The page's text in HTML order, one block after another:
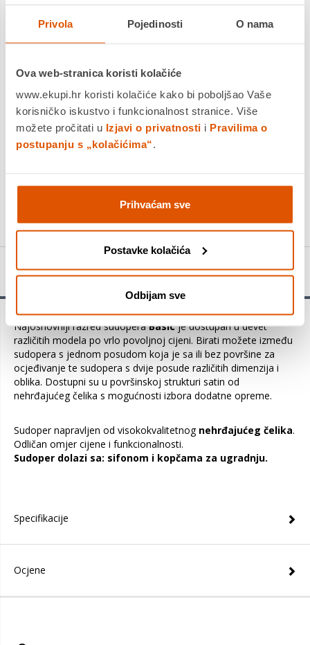
Privola Pojedinosti O nama
Ova web-stranica koristi kolačiće
www.ekupi.hr koristi kolačiće kako bi poboljšao Vaše
korisničko iskustvo i funkcionalnost stranice. Više
možete pročitati u Izjavi o privatnosti i Pravilima o
postupanju s „kolačićima“.
Prihvaćam sve
Postavke kolačića
Odbijam sve
Dostavljamo već od
12.08.2026
Platite gotovinom pri preuzimanju, Internet bankarstvom, karticama
Povrat robe moguć unutar 14 dana
DODAJTE U KOŠARICU
Detalji proizvoda
Najosnovniji razred sudoperaBasicje dostupan u devet
različitih modela po vrlo povoljnoj cijeni. Birati možete između
sudopera s jednom posudom koja je sa ili bez površine za
ocjeđivanje te sudopera s dvije posude različitih dimenzija i
oblika. Dostupni su u površinskoj strukturi satin od
nehrđajućeg čelika s mogućnosti izbora dodatne opreme.
Sudoper napravljen od visokokvalitetnog nehrđajućeg čelika.
Odličan omjer cijene i funkcionalnosti.
Sudoper dolazi sa: sifonom i kopčama za ugradnju.
Specifikacije
Ocjene